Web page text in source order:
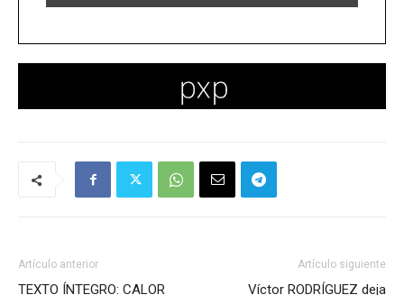
Artículo anterior
TEXTO ÍNTEGRO: CALOR
Artículo siguiente
Víctor RODRÍGUEZ deja